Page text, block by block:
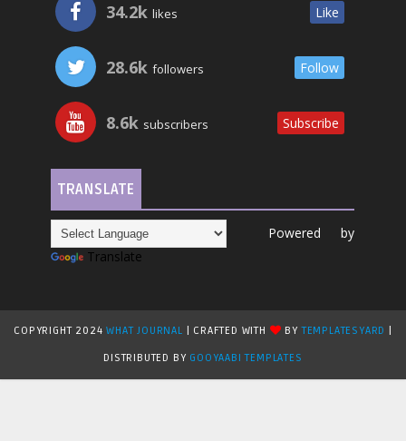
34.2k likes Like
28.6k followers Follow
8.6k subscribers Subscribe
TRANSLATE
Powered by
Translate
COPYRIGHT 2024WHAT JOURNAL | CRAFTED WITH BYTEMPLATESYARD
DISTRIBUTED BY GOOYAABI TEMPLATES